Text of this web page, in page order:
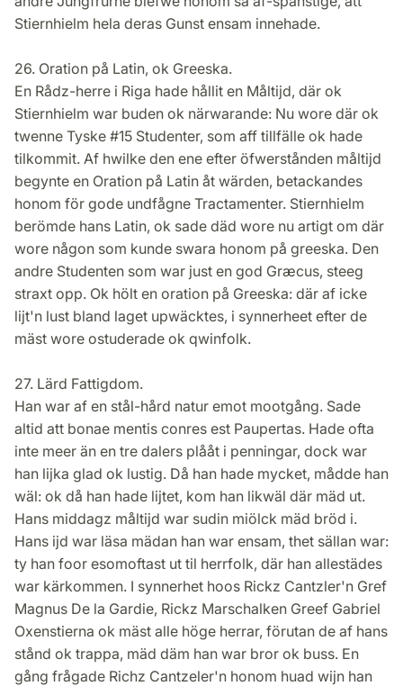
Stiernhielm hela deras Gunst ensam innehade.
26. Oration på Latin, ok Greeska.
En Rådz-herre i Riga hade hållit en Måltijd, där ok
Stiernhielm war buden ok närwarande: Nu wore där ok
twenne Tyske #15 Studenter, som aff tillfälle ok hade
tilkommit. Af hwilke den ene efter öfwerstånden måltijd
begynte en Oration på Latin åt wärden, betackandes
honom för gode undfågne Tractamenter. Stiernhielm
berömde hans Latin, ok sade däd wore nu artigt om där
wore någon som kunde swara honom på greeska. Den
andre Studenten som war just en god Græcus, steeg
straxt opp. Ok hölt en oration på Greeska: där af icke
lijt'n lust bland laget upwäcktes, i synnerheet efter de
mäst wore ostuderade ok qwinfolk.
27. Lärd Fattigdom.
Han war af en stål-hård natur emot mootgång. Sade
altid att bonae mentis conres est Paupertas. Hade ofta
inte meer än en tre dalers plååt i penningar, dock war
han lijka glad ok lustig. Då han hade mycket, mådde han
wäl: ok då han hade lijtet, kom han likwäl där mäd ut.
Hans middagz måltijd war sudin miölck mäd bröd i.
Hans ijd war läsa mädan han war ensam, thet sällan war:
ty han foor esomoftast ut til herrfolk, där han allestädes
war kärkommen. I synnerhet hoos Rickz Cantzler'n Gref
Magnus De la Gardie, Rickz Marschalken Greef Gabriel
Oxenstierna ok mäst alle höge herrar, förutan de af hans
stånd ok trappa, mäd däm han war bror ok buss. En
gång frågade Richz Cantzeler'n honom huad wijn han